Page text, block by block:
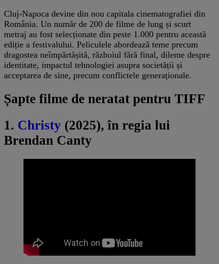
Cluj-Napoca devine din nou capitala cinematografiei din
România. Un număr de 200 de filme de lung și scurt
metraj au fost selecționate din peste 1.000 pentru această
ediție a festivalului. Peliculele abordează teme precum
dragostea neîmpărtășită, războiul fără final, dileme despre
identitate, impactul tehnologiei asupra societății și
acceptarea de sine, precum conflictele generaționale.
Șapte filme de neratat pentru TIFF
1. Christy (2025), în regia lui
Brendan Canty